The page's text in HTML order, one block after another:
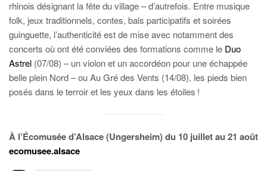
rhinois désignant la fête du village – d’autrefois. Entre musique
folk, jeux traditionnels, contes, bals participatifs et soirées
guinguette, l’authenticité est de mise avec notamment des
concerts où ont été conviées des formations comme le Duo
Astrel (07/08) – un violon et un accordéon pour une échappée
belle plein Nord – ou Au Gré des Vents (14/08), les pieds bien
posés dans le terroir et les yeux dans les étoiles !
À l’Écomusée d’Alsace (Ungersheim) du 10 juillet au 21 août
ecomusee.alsace